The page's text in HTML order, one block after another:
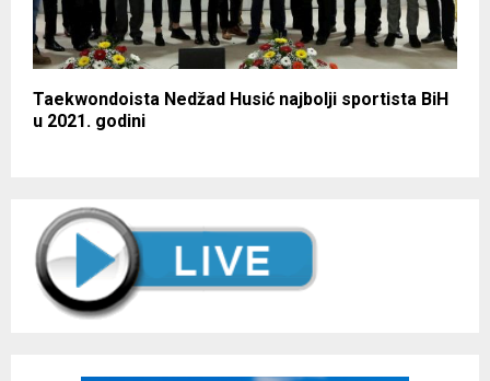
Taekwondoista Nedžad Husić najbolji sportista BiH
u 2021. godini